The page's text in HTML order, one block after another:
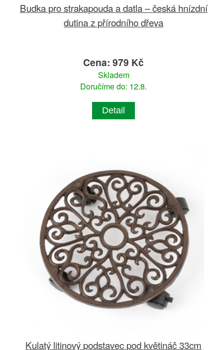
Budka pro strakapouda a datla – česká hnízdní
dutina z přírodního dřeva
Cena: 979 Kč
Skladem
Doručíme do: 12.8.
Detail
Kulatý litinový podstavec pod květináč 33cm